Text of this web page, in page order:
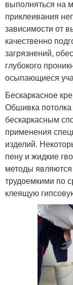
выполняться на
приклеивания
зависимости от
качественно
загрязнений,
глубокого
осыпающиеся
Бескаркасное
Обшивка
бескаркасным
применения
изделий.
пену и жидкие
методы
трудоемкими по
клеящую